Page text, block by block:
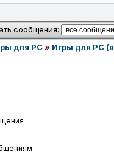
сообщения:
для PC» Игры для PC